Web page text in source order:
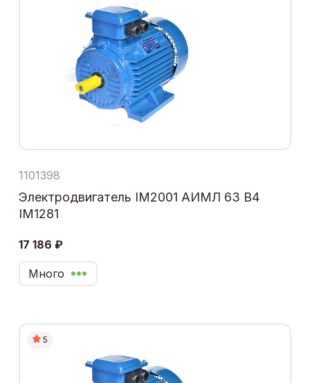
1101398
Электродвигатель IM2001 АИМЛ 63 В4
IM1281
17 186 ₽
Много
5